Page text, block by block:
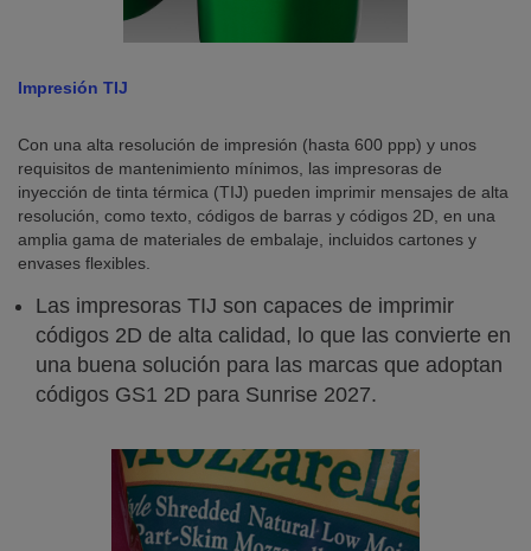
Impresión TIJ
Con una alta resolución de impresión (hasta 600 ppp) y unos
requisitos de mantenimiento mínimos, las impresoras de
inyección de tinta térmica (TIJ) pueden imprimir mensajes de alta
resolución, como texto, códigos de barras y códigos 2D, en una
amplia gama de materiales de embalaje, incluidos cartones y
envases flexibles.
Las impresoras TIJ son capaces de imprimir
códigos 2D de alta calidad, lo que las convierte en
una buena solución para las marcas que adoptan
códigos GS1 2D para Sunrise 2027.